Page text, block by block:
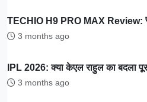
TECHIO H9 PRO MAX
3 months ago
IPL 2026: क्या केएल राहुल का बदला
3 months ago